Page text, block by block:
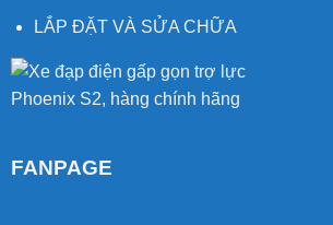
LẮP ĐẶT VÀ SỬA CHỮA
FANPAGE